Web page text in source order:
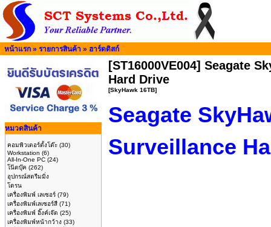
หน้าแรก » รายการสินค้า » ฮาร์ดดิสก์
หมวดสินค้า
คอมพิวเตอร์ตั้งโต๊ะ (30)
Workstation (6)
All-In-One PC (24)
โน๊ตบุ๊ค (262)
อุปกรณ์สตรีมมิ่ง
โดรน
เครื่องพิมพ์ เลเซอร์ (79)
เครื่องพิมพ์เลเซอร์สี (71)
เครื่องพิมพ์ อิ๊งค์เจ๊ต (25)
เครื่องพิมพ์หน้ากว้าง (33)
[ST16000VE004] Seagate
Hard Drive
[SkyHawk 16TB]
Seagate
Surveillance